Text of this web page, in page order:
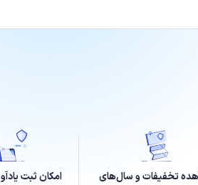
تخفیفات و سال‌های
امکان ثبت